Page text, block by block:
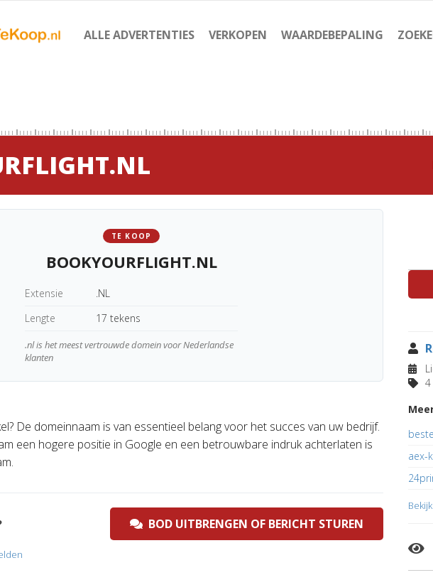
ALLE ADVERTENTIES VERKOPEN WAARDEBEPALING
TE KOOP
BOOKYOURFLIGHT.NL
Extensie
.NL
Lengte
17 tekens
.nl is het meest vertrouwde domein voor Nederlandse
klanten
De domeinnaam is van essentieel belang voor het succes van uw bedrijf.
een hogere positie in Google en een betrouwbare indruk achterlaten is
BOD UITBRENGEN OF BERICHT STUREN
aex-